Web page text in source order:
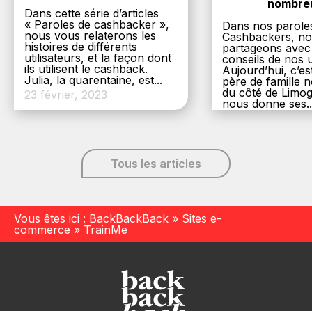
Dans cette série d’articles
« Paroles de cashbacker »,
nous vous relaterons les
histoires de différents
utilisateurs, et la façon dont
ils utilisent le cashback.
Julia, la quarentaine, est...
23 février, 2023
Dans nos
Cashbackers,
partageons
conseils de nos
Aujourd’hui,
père de famille
du côté de
nous donne
Tous les articles
Vous êtes ici : BackBackBack » Sites e-
commerce » TrainMe